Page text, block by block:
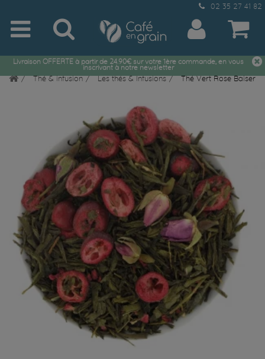
02 35 27 41 82
Livraison OFFERTE à partir de 24.90€ sur votre 1ère commande, en vous
inscrivant à notre newsletter
Thé & infusion Les thés & Infusions Thé Vert Rose Baiser